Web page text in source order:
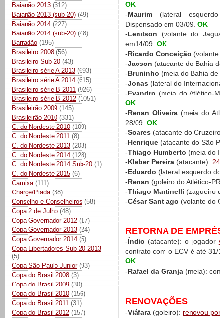
Baianão 2013 (312)
Baianão 2013 (sub-20) (49)
Baianão 2014 (227)
Baianão 2014 (sub-20) (48)
Barradão (195)
Brasileiro 2008 (56)
Brasileiro Sub-20 (43)
Brasileiro série A 2013 (693)
Brasileiro série A 2014 (615)
Brasileiro série B 2011 (926)
Brasileiro série B 2012 (1051)
Brasileirão 2009 (145)
Brasileirão 2010 (331)
C. do Nordeste 2010 (109)
C. do Nordeste 2011 (8)
C. do Nordeste 2013 (203)
C. do Nordeste 2014 (128)
C. do Nordeste 2014 Sub-20 (1)
C. do Nordeste 2015 (6)
Camisa (111)
Charge/Piada (38)
Conselho e Conselheiros (58)
Copa 2 de Julho (48)
Copa Governador 2012 (17)
Copa Governador 2013 (24)
Copa Governador 2014 (5)
Copa Libertadores Sub-20 2013
(5)
Copa São Paulo Junior (93)
Copa do Brasil 2008 (3)
Copa do Brasil 2009 (30)
Copa do Brasil 2010 (156)
Copa do Brasil 2011 (31)
Copa do Brasil 2012 (157)
OK
-Maurim (lateral
Dispensado em 03/09. OK
-Lenilson (volante do
em14/09. OK
-Ricardo Conceição
-Jacson (atacante do Bahia
-Bruninho (meia do Bahia
-Jonas (lateral do
-Evandro (meia do Atlético-
OK
-Renan Oliveira(meia do
28/09. OK
-Soares (atacante do
-Henrique (atacante do São
-Thiago Humberto (meia do
-Kleber Pereira (atacante):
-Eduardo (lateral esquerdo
-Renan (goleiro do Atlético-
-Thiago Martinelli (zagueiro
-César Santiago (volante do
RETORNA DE
-Índio (atacante): o jogador
contrato com o ECV é até
OK
-Rafael da Granja (meia):
RENOVAÇÕES
-Viáfara (goleiro): renovou